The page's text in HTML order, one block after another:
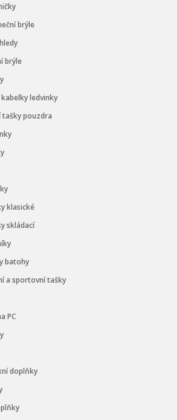
brýle
brýle
ledvinky
tašky pouzdra
klasické
skládací
batohy
a sportovní tašky
PC
doplňky